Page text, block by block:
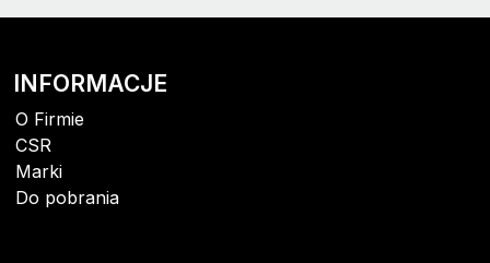
INFORMACJE
O Firmie
CSR
Marki
Do pobrania